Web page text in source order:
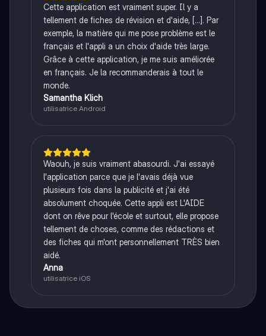
Cette application est vraiment super. Il y a
tellement de fiches de révision et d'aide, [...]. Par
exemple, la matière qui me pose problème est le
français et l'appli a un choix d'aide très large.
Grâce à cette application, je me suis améliorée
en français. Je la recommanderais à tout le
monde.
Samantha Klich
utilisatrice Android
Waouh, je suis vraiment abasourdi. J'ai essayé
l'application parce que je l'avais déjà vue
plusieurs fois dans la publicité et j'ai été
absolument choquée. Cette appli est L'AIDE
dont on rêve pour l'école et surtout, elle propose
tellement de choses, comme des rédactions et
des fiches qui m'ont personnellement TRÈS bien
aidé.
Anna
utilisatrice iOS